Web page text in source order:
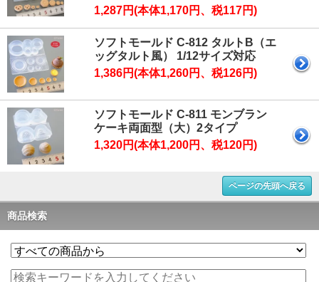
1,287円(本体1,170円、税117円)
ソフトモールド C-812 タルトB（エ
ッグタルト風） 1/12サイズ対応
1,386円(本体1,260円、税126円)
ソフトモールド C-811 モンブラン
ケーキ両面型（大）2タイプ
1,320円(本体1,200円、税120円)
ページの先頭へ戻る
商品検索